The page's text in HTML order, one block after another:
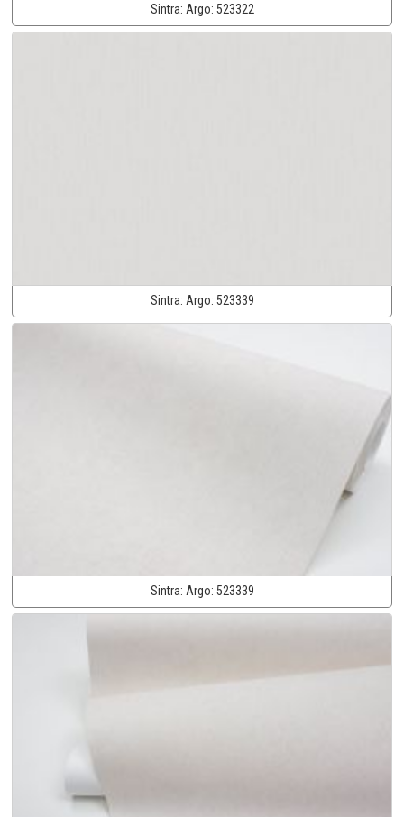
Sintra: Argo: 523322
Sintra: Argo: 523339
Sintra: Argo: 523339